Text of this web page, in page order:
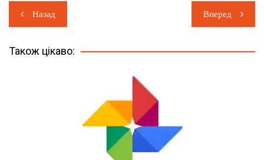
Навігація
записів
Назад Вперед
Також цікаво: